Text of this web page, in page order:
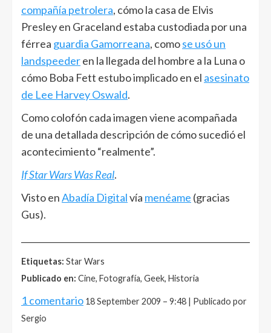
compañía petrolera, cómo la casa de Elvis
Presley en Graceland estaba custodiada por una
férrea guardia Gamorreana, comose usó un
landspeederen la llegada del hombre a la Luna o
cómo Boba Fett estubo implicado en el asesinato
de Lee Harvey Oswald.
Como colofón cada imagen viene acompañada
de una detallada descripción de cómo sucedió el
acontecimiento “realmente”.
If Star Wars Was Real.
Visto enAbadía Digitalvía menéame (gracias
Gus).
Etiquetas: Star Wars
Publicado en: Cine, Fotografía, Geek, Historia
1 comentario 18 September 2009 – 9:48 | Publicado por
Sergio